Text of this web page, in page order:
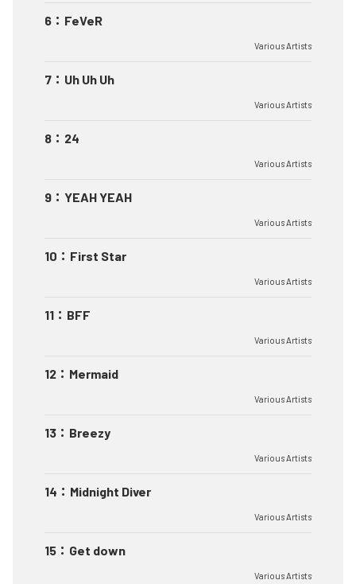
6 ： FeVeR
Various Artists
7 ： Uh Uh Uh
Various Artists
8 ： 24
Various Artists
9 ： YEAH YEAH
Various Artists
10 ： First Star
Various Artists
11 ： BFF
Various Artists
12 ： Mermaid
Various Artists
13 ： Breezy
Various Artists
14 ： Midnight Diver
Various Artists
15 ： Get down
Various Artists